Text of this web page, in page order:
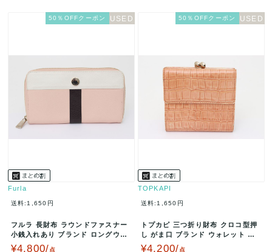
50％OFFクーポン
Furla
送料:1,650円
フルラ 長財布 ラウンドファスナー
小銭入れあり ブランド ロングウォ
レット レディース ピンク F…
¥4,800/点
50％OFFクーポン
TOPKAPI
送料:1,650円
トプカピ 三つ折り財布 クロコ型押
し がま口 ブランド ウォレット レ
ディース ピンク TOPKAP…
¥4,200/点